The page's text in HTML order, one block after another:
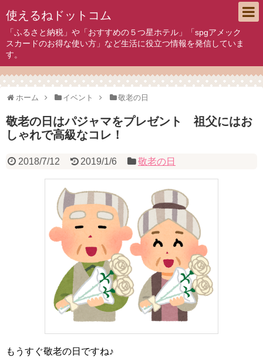
使えるねドットコム
「ふるさと納税」や「おすすめの５つ星ホテル」「spgアメック
スカードのお得な使い方」など生活に役立つ情報を発信していま
す。
ホーム イベント 敬老の日
敬老の日はパジャマをプレゼント 祖父にはお
しゃれで高級なコレ！
2018/7/12 2019/1/6 敬老の日
もうすぐ敬老の日ですね♪